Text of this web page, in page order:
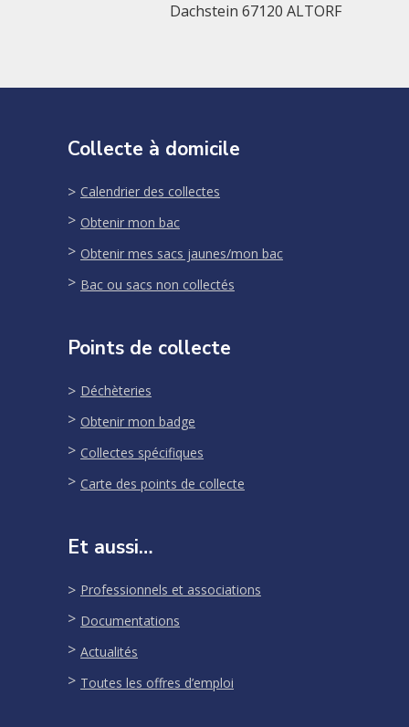
Dachstein 67120 ALTORF
Collecte à domicile
Calendrier des collectes
Obtenir mon bac
Obtenir mes sacs jaunes/mon bac
Bac ou sacs non collectés
Points de collecte
Déchèteries
Obtenir mon badge
Collectes spécifiques
Carte des points de collecte
Et aussi…
Professionnels et associations
Documentations
Actualités
Toutes les offres d’emploi